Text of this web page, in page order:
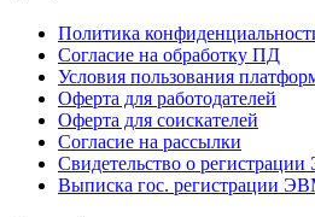
Политика
Согласие на обработку ПД
Условия пользования
Оферта для работодателей
Оферта для соискателей
Согласие на рассылки
Свидетельство о
Выписка гос. регистрации